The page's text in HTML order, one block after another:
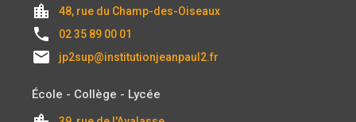
location_city 48, rue du Champ-des-Oiseaux
local_phone 02 35 89 00 01
email jp2sup@institutionjeanpaul2.fr
École - Collège - Lycée